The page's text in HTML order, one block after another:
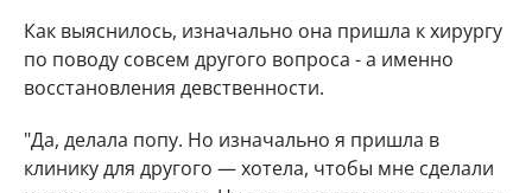
Как выяснилось, изначально она пришла к хирургу
по поводу совсем другого вопроса - а именно
восстановления девственности.
"Да, делала попу. Но изначально я пришла в
клинику для другого — хотела, чтобы мне сделали